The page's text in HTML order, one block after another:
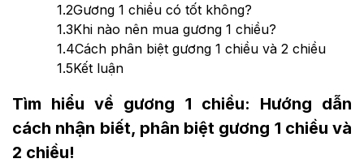
1.2Gương 1 chiều có tốt không?
1.3Khi nào nên mua gương 1 chiều?
1.4Cách phân biệt gương 1 chiều và 2 chiều
1.5Kết luận
Tìm hiểu về gương 1 chiều: Hướng dẫn
cách nhận biết, phân biệt gương 1 chiều và
2 chiều!